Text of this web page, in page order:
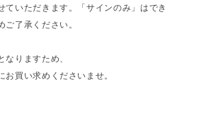
いただきます。「サインのみ」はでき
ご了承ください。
りますため、
買い求めくださいませ。